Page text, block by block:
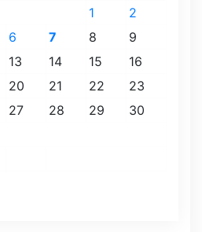
1
2
6 7 8
9
13 14 15
16
20 21 22
23
27 28 29
30